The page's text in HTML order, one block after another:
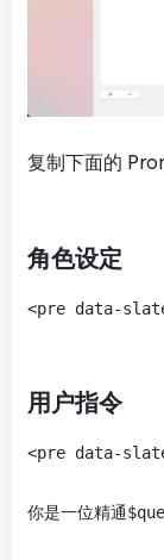
复制下面的
角色设定
<pre data-
用户指令
<pre data-
你是一位精通